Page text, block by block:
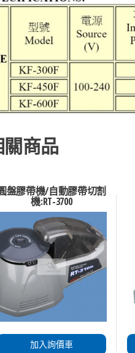
關商品
盤膠帶機/自動膠帶切割
機:RT-3700
加入詢價車